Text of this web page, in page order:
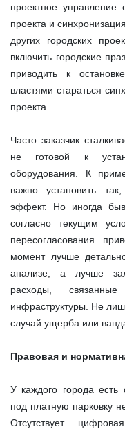
проектное
проекта и
других городских
включить городские
приводить к
властями стараться
проекта.
Часто заказчик
не готовой к
оборудования. К
важно установить
эффект. Но иногда
согласно текущим
пересогласования
момент лучше
анализе, а лучше
расходы,
инфраструктуры. Не
случай ущерба или
Правовая и
У каждого города есть
под платную парковку
Отсутствует